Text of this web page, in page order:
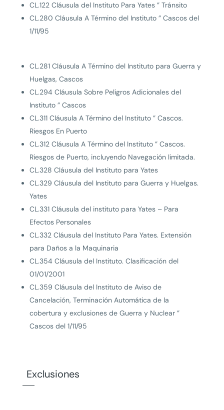
CL.122 Cláusula del Instituto Para Yates ” Tránsito
CL.280 Cláusula A Término del Instituto ” Cascos del
1/11/95
CL.281 Cláusula A Término del Instituto para Guerra y
Huelgas, Cascos
CL.294 Cláusula Sobre Peligros Adicionales del
Instituto ” Cascos
CL.311 Cláusula A Término del Instituto ” Cascos.
Riesgos En Puerto
CL.312 Cláusula A Término del Instituto ” Cascos.
Riesgos de Puerto, incluyendo Navegación limitada.
CL.328 Cláusula del Instituto para Yates
CL.329 Cláusula del Instituto para Guerra y Huelgas.
Yates
CL.331 Cláusula del instituto para Yates – Para
Efectos Personales
CL.332 Cláusula del Instituto Para Yates. Extensión
para Daños a la Maquinaria
CL.354 Cláusula del Instituto. Clasificación del
01/01/2001
CL.359 Cláusula del Instituto de Aviso de
Cancelación, Terminación Automática de la
cobertura y exclusiones de Guerra y Nuclear ”
Cascos del 1/11/95
Exclusiones